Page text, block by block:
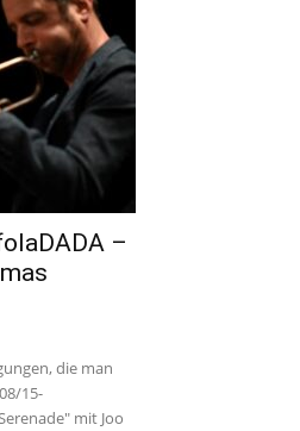
–
die man
15-
mit Joo